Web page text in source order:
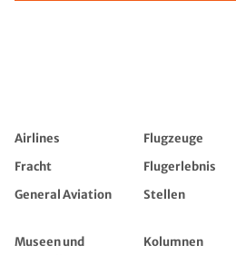
Airlines Flugzeuge
Fracht
Flugerlebnis
General Aviation
Stellen
Museen und
Kolumnen